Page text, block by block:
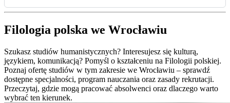
Filologia polska we Wrocławiu
Szukasz studiów humanistycznych? Interesujesz się kulturą,
językiem, komunikacją? Pomyśl o kształceniu na Filologii polskiej.
Poznaj ofertę studiów w tym zakresie we Wrocławiu – sprawdź
dostępne specjalności, program nauczania oraz zasady rekrutacji.
Przeczytaj, gdzie mogą pracować absolwenci oraz dlaczego warto
wybrać ten kierunek.